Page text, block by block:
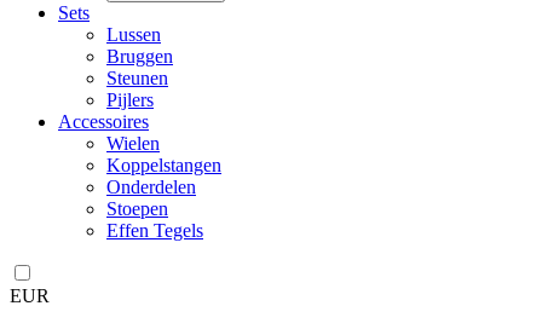
Sets
Lussen
Bruggen
Steunen
Pijlers
Accessoires
Wielen
Koppelstangen
Onderdelen
Stoepen
Effen Tegels
EUR